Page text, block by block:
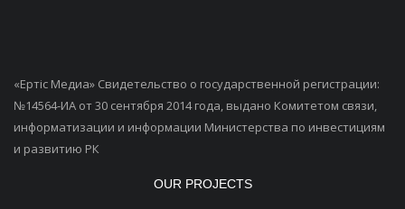
«Ертiс Медиа» Свидетельство о государственной регистрации:
№14564-ИА от 30 сентября 2014 года, выдано Комитетом связи,
информатизации и информации Министерства по инвестициям
и развитию РК
OUR PROJECTS